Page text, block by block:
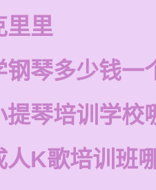
里里
钢琴多少钱一
提琴培训学校
人K歌培训班